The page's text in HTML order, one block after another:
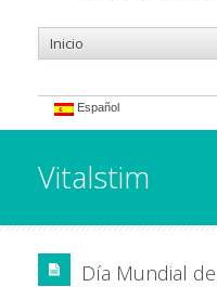
Español
Vitalstim
Día Mundial